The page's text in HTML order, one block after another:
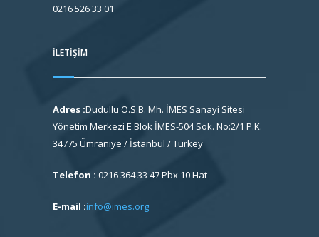
0216 526 33 01
İLETIŞIM
Adres :Dudullu O.S.B. Mh. İMES Sanayi Sitesi
Yönetim Merkezi E Blok İMES-504 Sok. No:2/1 P.K.
34775 Ümraniye / İstanbul / Turkey
Telefon : 0216 364 33 47 Pbx 10 Hat
E-mail :info@imes.org